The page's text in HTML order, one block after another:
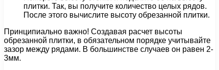
плитки. Так, вы получите количество целых рядов.
После этого вычислите высоту обрезанной плитки.
Принципиально важно! Создавая расчет высоты
обрезанной плитки, в обязательном порядке учитывайте
зазор между рядами. В большинстве случаев он равен 2-
3мм.